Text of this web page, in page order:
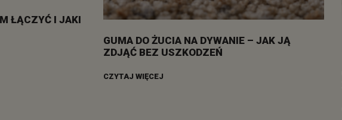
ŁĄCZYĆ I JAKI
GUMA DO ŻUCIA NA DYWANIE – JAK JĄ
ZDJĄĆ BEZ USZKODZEŃ
CZYTAJ WIĘCEJ